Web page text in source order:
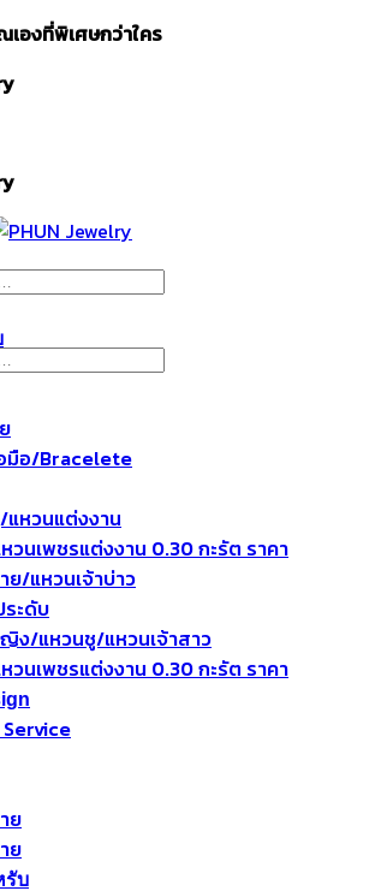
องที่พิเศษกว่าใคร
มือ/Bracelete
แหวนแต่งงาน
วนเพชรแต่งงาน 0.30 กะรัต ราคา
ย/แหวนเจ้าบ่าว
ระดับ
ง/แหวนชู/แหวนเจ้าสาว
วนเพชรแต่งงาน 0.30 กะรัต ราคา
ย
ย
รับ